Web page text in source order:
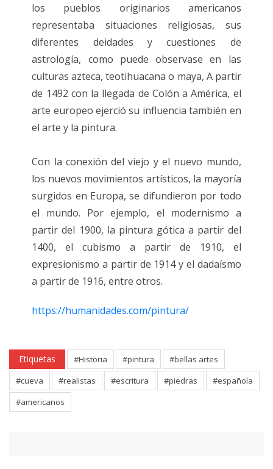
los pueblos originarios americanos
representaba situaciones religiosas, sus
diferentes deidades y cuestiones de
astrología, como puede observase en las
culturas azteca, teotihuacana o maya, A partir
de 1492 con la llegada de Colón a América, el
arte europeo ejerció su influencia también en
el arte y la pintura.
Con la conexión del viejo y el nuevo mundo,
los nuevos movimientos artísticos, la mayoría
surgidos en Europa, se difundieron por todo
el mundo. Por ejemplo, el modernismo a
partir del 1900, la pintura gótica a partir del
1400, el cubismo a partir de 1910, el
expresionismo a partir de 1914 y el dadaísmo
a partir de 1916, entre otros.
https://humanidades.com/pintura/
Etiquetas #Historia #pintura
#bellas artes
#cueva
#realistas #escritura #piedras
#española
#americanos